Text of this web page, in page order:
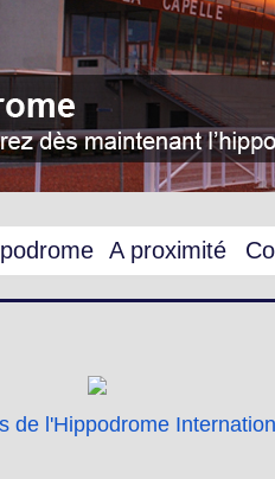
A proximité
de l'Hippodrome